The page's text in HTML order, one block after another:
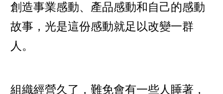
創造事業感動、產品感動和自己的感動
故事，光是這份感動就足以改變一群
人。
組織經營久了，難免會有一些人睡著，